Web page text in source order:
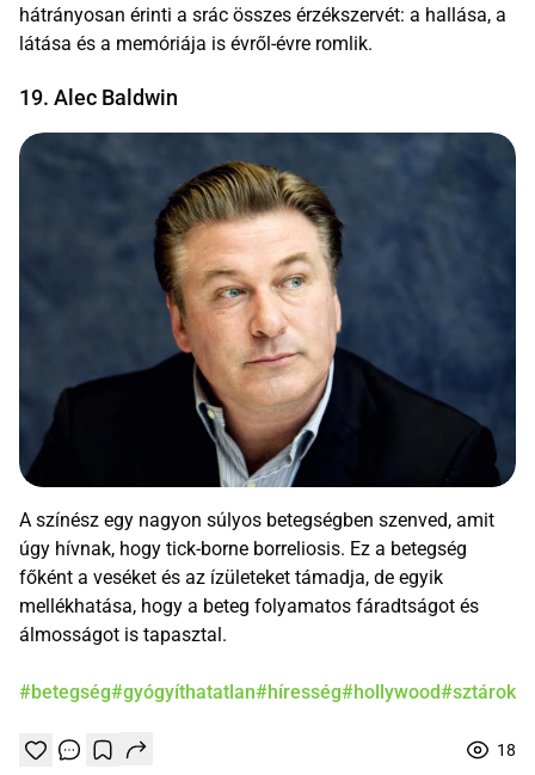
hátrányosan érinti a srác összes érzékszervét: a hallása, a
látása és a memóriája is évről-évre romlik.
19. Alec Baldwin
A színész egy nagyon súlyos betegségben szenved, amit
úgy hívnak, hogy tick-borne borreliosis. Ez a betegség
főként a veséket és az ízületeket támadja, de egyik
mellékhatása, hogy a beteg folyamatos fáradtságot és
álmosságot is tapasztal.
#betegség#gyógyíthatatlan#híresség#hollywood#sztárok
Tetszik Mentés
0
18